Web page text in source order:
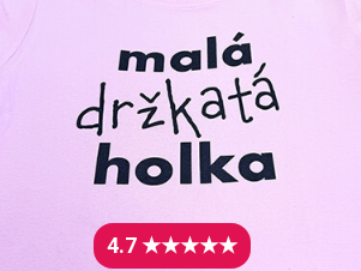
4.7 ★★★★★